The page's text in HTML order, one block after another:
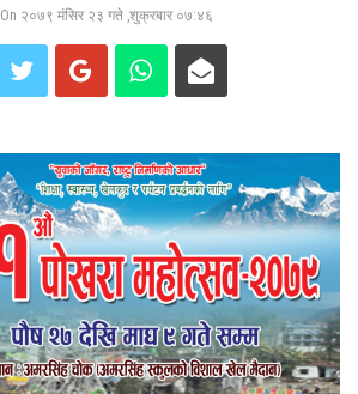
On २०७९ मंसिर २३ गते ,शुक्रबार ०७:४६